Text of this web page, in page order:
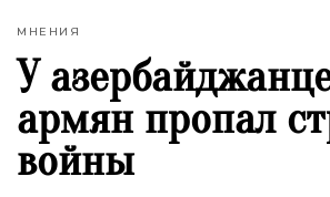
МНЕНИЯ
У
армян пропал
войны